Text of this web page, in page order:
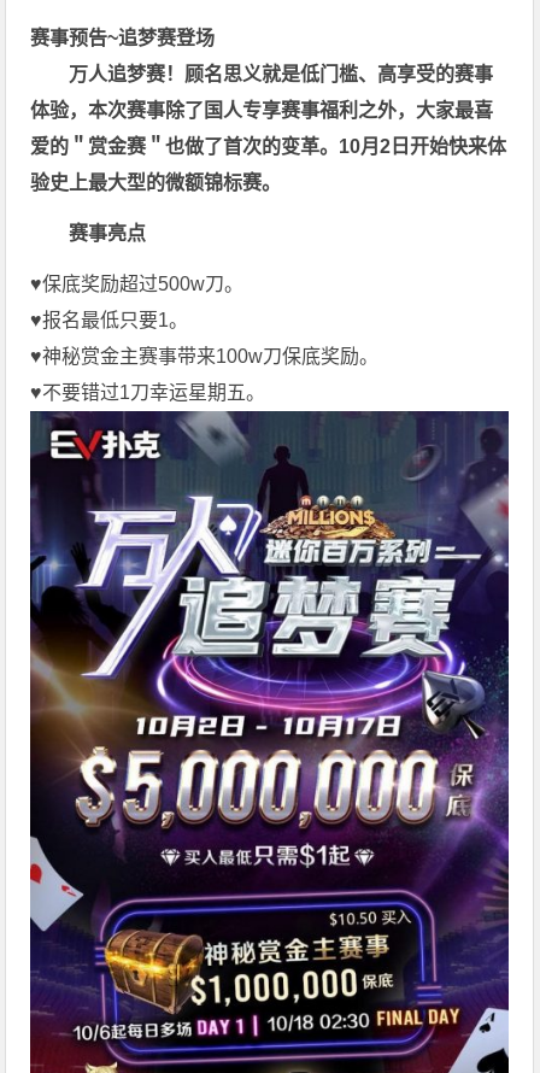
赛事预告~追梦赛登场
万人追梦赛！顾名思义就是低门槛、高享受的赛事
体验，本次赛事除了国人专享赛事福利之外，大家最喜
爱的＂赏金赛＂也做了首次的变革。10月2日开始快来体
验史上最大型的微额锦标赛。
赛事亮点
♥️保底奖励超过500w刀。
♥️报名最低只要1。
♥️神秘赏金主赛事带来100w刀保底奖励。
♥️不要错过1刀幸运星期五。